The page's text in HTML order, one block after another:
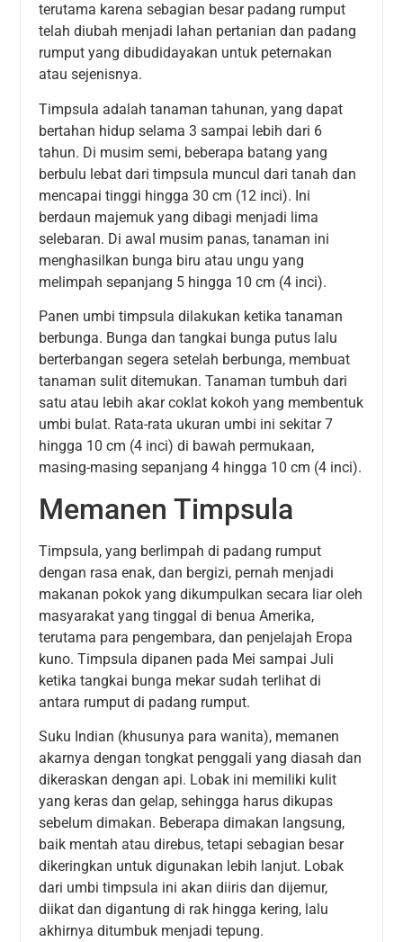
terutama karena sebagian besar padang rumput
telah diubah menjadi lahan pertanian dan padang
rumput yang dibudidayakan untuk peternakan
atau sejenisnya.
Timpsula adalah tanaman tahunan, yang dapat
bertahan hidup selama 3 sampai lebih dari 6
tahun. Di musim semi, beberapa batang yang
berbulu lebat dari timpsula muncul dari tanah dan
mencapai tinggi hingga 30 cm (12 inci). Ini
berdaun majemuk yang dibagi menjadi lima
selebaran. Di awal musim panas, tanaman ini
menghasilkan bunga biru atau ungu yang
melimpah sepanjang 5 hingga 10 cm (4 inci).
Panen umbi timpsula dilakukan ketika tanaman
berbunga. Bunga dan tangkai bunga putus lalu
berterbangan segera setelah berbunga, membuat
tanaman sulit ditemukan. Tanaman tumbuh dari
satu atau lebih akar coklat kokoh yang membentuk
umbi bulat. Rata-rata ukuran umbi ini sekitar 7
hingga 10 cm (4 inci) di bawah permukaan,
masing-masing sepanjang 4 hingga 10 cm (4 inci).
Memanen Timpsula
Timpsula, yang berlimpah di padang rumput
dengan rasa enak, dan bergizi, pernah menjadi
makanan pokok yang dikumpulkan secara liar oleh
masyarakat yang tinggal di benua Amerika,
terutama para pengembara, dan penjelajah Eropa
kuno. Timpsula dipanen pada Mei sampai Juli
ketika tangkai bunga mekar sudah terlihat di
antara rumput di padang rumput.
Suku Indian (khusunya para wanita), memanen
akarnya dengan tongkat penggali yang diasah dan
dikeraskan dengan api. Lobak ini memiliki kulit
yang keras dan gelap, sehingga harus dikupas
sebelum dimakan. Beberapa dimakan langsung,
baik mentah atau direbus, tetapi sebagian besar
dikeringkan untuk digunakan lebih lanjut. Lobak
dari umbi timpsula ini akan diiris dan dijemur,
diikat dan digantung di rak hingga kering, lalu
akhirnya ditumbuk menjadi tepung.